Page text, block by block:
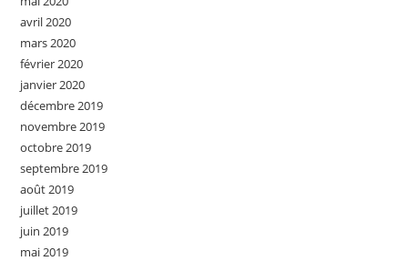
avril 2020
mars 2020
février 2020
janvier 2020
décembre 2019
novembre 2019
octobre 2019
septembre 2019
août 2019
juillet 2019
juin 2019
mai 2019